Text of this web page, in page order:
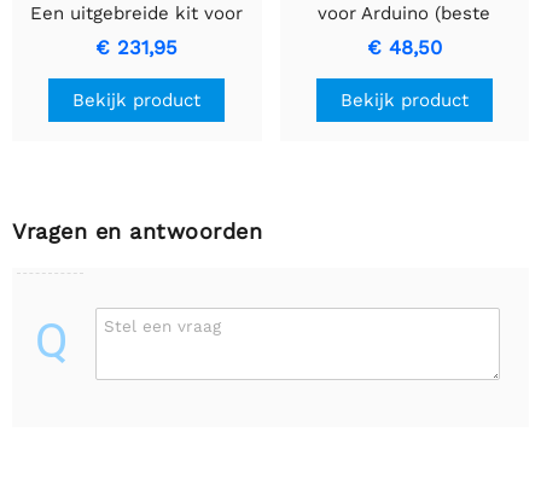
Een uitgebreide kit voor
het onderwijs
€ 231,95
Bekijk product
voor Arduino (beste
starterkit)
€ 48,50
Bekijk product
Vragen en antwoorden
Q Stel een vraag